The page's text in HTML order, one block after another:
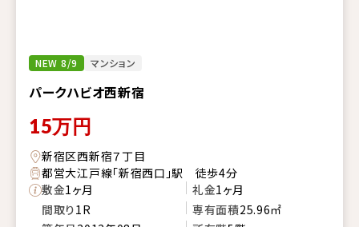
NEW 8/9 マンション
パークハビオ西新宿
15万円
新宿区西新宿７丁目
都営大江戸線「新宿西口」駅 徒歩4分
敷金1ヶ月 礼金1ヶ月
間取り1R 専有面積25.96㎡